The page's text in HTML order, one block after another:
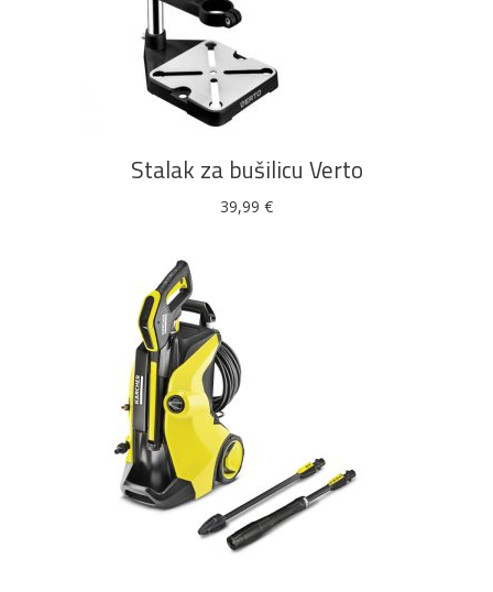
DODAJ U KOŠARICU
Stalak za bušilicu Verto
39,99 €
DODAJ U KOŠARICU